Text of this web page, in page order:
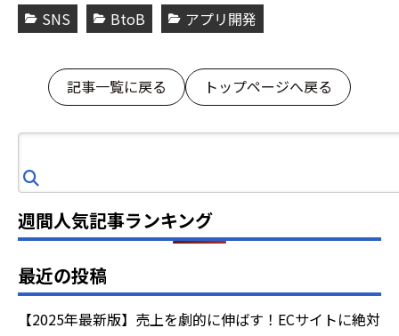
SNS
BtoB アプリ開発
記事一覧に戻る トップページへ戻る
索
週間人気記事ランキング
最近の投稿
【2025年最新版】売上を劇的に伸ばす！ECサイトに絶対